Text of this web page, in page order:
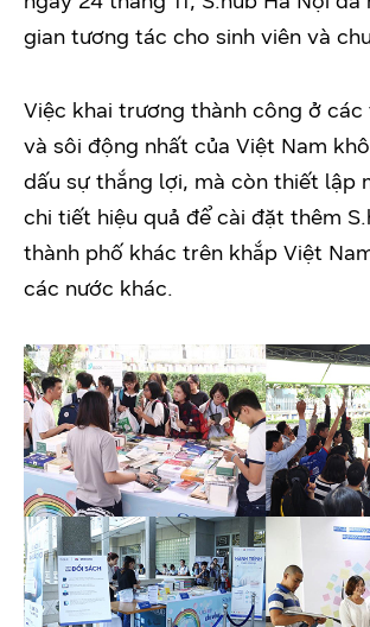
gian tương tác cho sinh viên và
Việc khai trương thành công ở
và sôi động nhất của Việt Nam
dấu sự thắng lợi, mà còn thiết lập
chi tiết hiệu quả để cài đặt thêm
thành phố khác trên khắp Việt
các nước khác.